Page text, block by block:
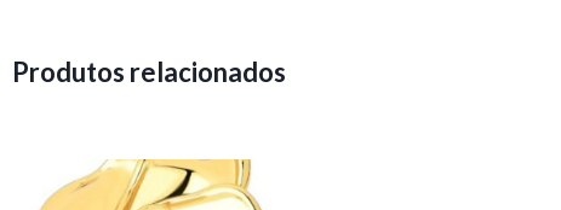
Produtos relacionados